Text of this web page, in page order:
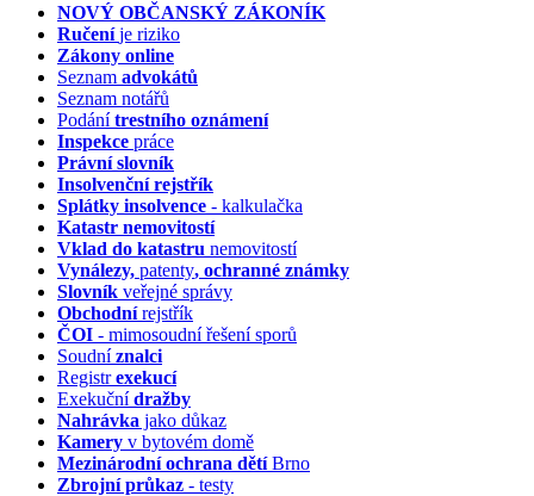
NOVÝ OBČANSKÝ ZÁKONÍK
Ručeníje riziko
Zákony online
Seznam advokátů
Seznam notářů
Podánítrestního oznámení
Inspekce práce
Právní slovník
Insolvenčnírejstřík
Splátky insolvence - kalkulačka
Katastr nemovitostí
Vklad do katastru nemovitostí
Vynálezy, patenty, ochranné známky
Slovník veřejné správy
Obchodnírejstřík
ČOI - mimosoudní řešení sporů
Soudníznalci
Registrexekucí
Exekučnídražby
Nahrávka jako důkaz
Kamery v bytovém domě
Mezinárodní ochrana dětíBrno
Zbrojní průkaz - testy